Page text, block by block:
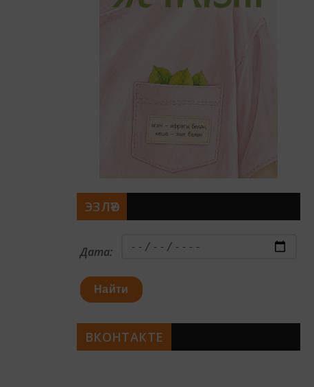
ЭЗЛӘҮ
Дата:
Найти
ВКОНТАКТЕ